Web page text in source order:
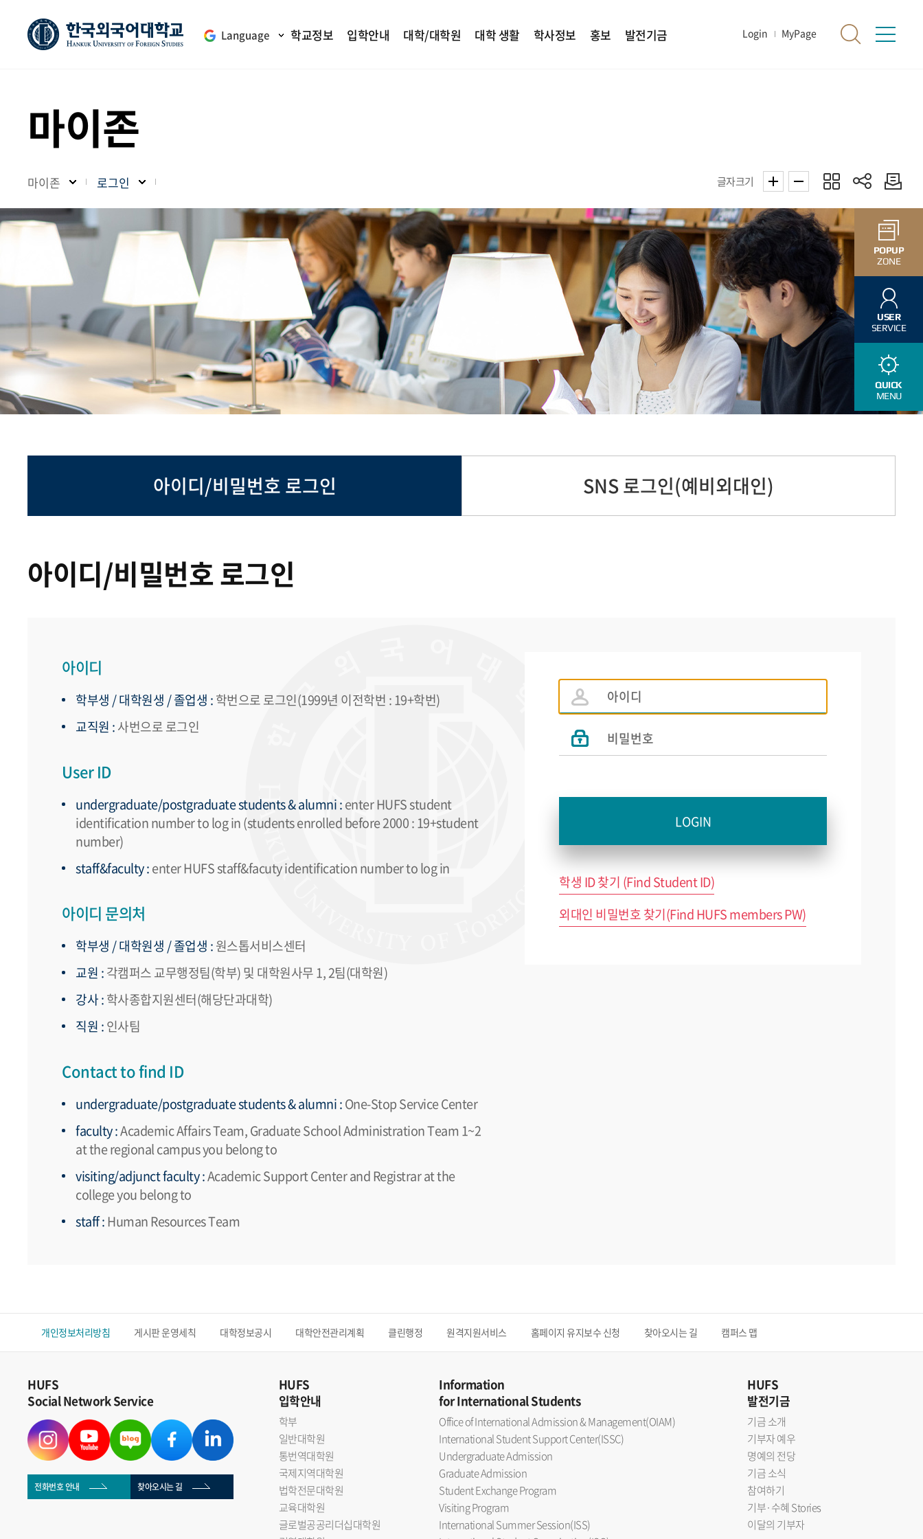
Language 학교정보 입학안내 대학/대학원 대학 생활 학사정보 홍보 발전기금 Login MyPage
마이존
마이존 로그인 글자크기
아이디/비밀번호 로그인 SNS 로그인(예비외대인)
아이디/비밀번호 로그인
학생 ID 찾기 (Find Student ID)
외대인 비밀번호 찾기(Find HUFS members PW)
아이디
학부생 / 대학원생 / 졸업생 :학번으로 로그인(1999년 이전학번 : 19+학번)
교직원 :사번으로 로그인
User ID
undergraduate/postgraduate students & alumni :enter HUFS student
identification number to log in (students enrolled before 2000 : 19+student
number)
staff&faculty :enter HUFS staff&facuty identification number to log in
아이디 문의처
학부생 / 대학원생 / 졸업생 :원스톱서비스센터
교원 :각캠퍼스 교무행정팀(학부) 및 대학원사무 1, 2팀(대학원)
강사 :학사종합지원센터(해당단과대학)
직원 :인사팀
Contact to find ID
undergraduate/postgraduate students & alumni :One-Stop Service Center
faculty :Academic Affairs Team, Graduate School Administration Team 1~2
at the regional campus you belong to
visiting/adjunct faculty :Academic Support Center and Registrar at the
college you belong to
staff :Human Resources Team
개인정보처리방침 게시판 운영세칙 대학정보공시 대학안전관리계획 클린행정 원격지원서비스 홈페이지 유지보수 신청 찾아오시는 길 캠퍼스 맵
HUFS
Social Network Service
전화번호 안내 찾아오시는 길
HUFS
입학안내
학부
일반대학원
통번역대학원
국제지역대학원
법학전문대학원
교육대학원
글로벌공공리더십대학원
Information
for International Students
Office of International Admission & Management(OIAM)
International Student Support Center(ISSC)
Undergraduate Admission
Graduate Admission
Student Exchange Program
Visiting Program
International Summer Session(ISS)
HUFS
발전기금
기금 소개
기부자 예우
명예의 전당
기금 소식
참여하기
기부·수혜 Stories
이달의 기부자
POPUP
ZONE
USER
SERVICE
QUICK
MENU